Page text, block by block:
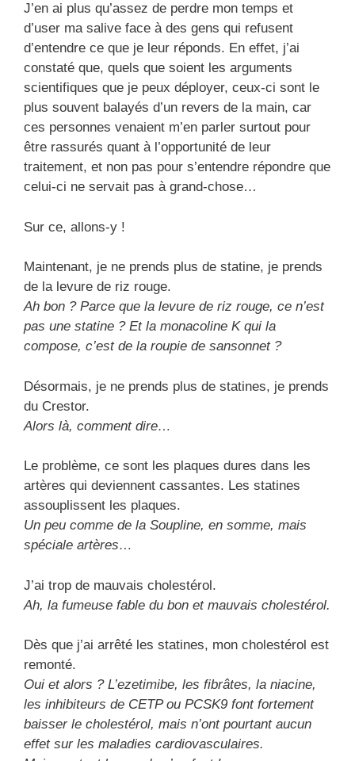
J’en ai plus qu’assez de perdre mon temps et
d’user ma salive face à des gens qui refusent
d’entendre ce que je leur réponds. En effet, j’ai
constaté que, quels que soient les arguments
scientifiques que je peux déployer, ceux-ci sont le
plus souvent balayés d’un revers de la main, car
ces personnes venaient m’en parler surtout pour
être rassurés quant à l’opportunité de leur
traitement, et non pas pour s’entendre répondre que
celui-ci ne servait pas à grand-chose…
Sur ce, allons-y !
Maintenant, je ne prends plus de statine, je prends
de la levure de riz rouge.
Ah bon ? Parce que la levure de riz rouge, ce n’est
pas une statine ? Et la monacoline K qui la
compose, c’est de la roupie de sansonnet ?
Désormais, je ne prends plus de statines, je prends
du Crestor.
Alors là, comment dire…
Le problème, ce sont les plaques dures dans les
artères qui deviennent cassantes. Les statines
assouplissent les plaques.
Un peu comme de la Soupline, en somme, mais
spéciale artères…
J’ai trop de mauvais cholestérol.
Ah, la fumeuse fable du bon et mauvais cholestérol.
Dès que j’ai arrêté les statines, mon cholestérol est
remonté.
Oui et alors ? L’ezetimibe, les fibrâtes, la niacine,
les inhibiteurs de CETP ou PCSK9 font fortement
baisser le cholestérol, mais n’ont pourtant aucun
effet sur les maladies cardiovasculaires.